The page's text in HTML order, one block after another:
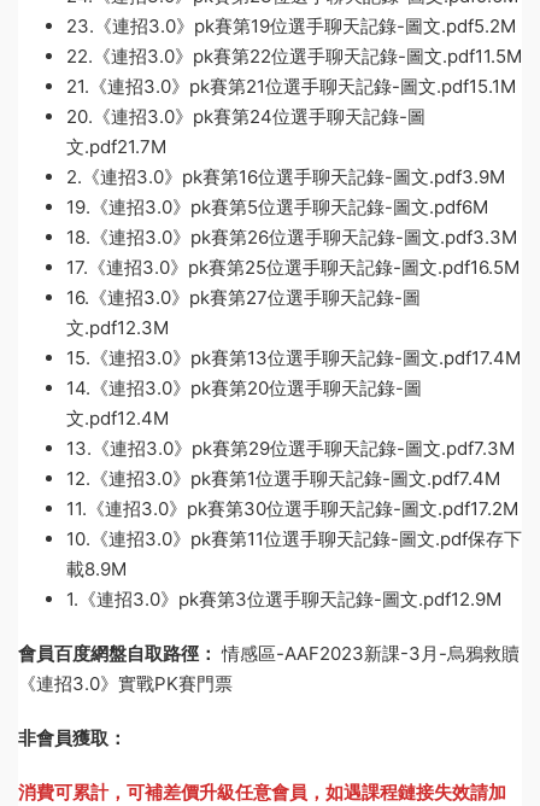
23.《連招3.0》pk賽第19位選手聊天記錄-圖文.pdf5.2M
22.《連招3.0》pk賽第22位選手聊天記錄-圖文.pdf11.5M
21.《連招3.0》pk賽第21位選手聊天記錄-圖文.pdf15.1M
20.《連招3.0》pk賽第24位選手聊天記錄-圖
文.pdf21.7M
2.《連招3.0》pk賽第16位選手聊天記錄-圖文.pdf3.9M
19.《連招3.0》pk賽第5位選手聊天記錄-圖文.pdf6M
18.《連招3.0》pk賽第26位選手聊天記錄-圖文.pdf3.3M
17.《連招3.0》pk賽第25位選手聊天記錄-圖文.pdf16.5M
16.《連招3.0》pk賽第27位選手聊天記錄-圖
文.pdf12.3M
15.《連招3.0》pk賽第13位選手聊天記錄-圖文.pdf17.4M
14.《連招3.0》pk賽第20位選手聊天記錄-圖
文.pdf12.4M
13.《連招3.0》pk賽第29位選手聊天記錄-圖文.pdf7.3M
12.《連招3.0》pk賽第1位選手聊天記錄-圖文.pdf7.4M
11.《連招3.0》pk賽第30位選手聊天記錄-圖文.pdf17.2M
10.《連招3.0》pk賽第11位選手聊天記錄-圖文.pdf保存下
載8.9M
1.《連招3.0》pk賽第3位選手聊天記錄-圖文.pdf12.9M
會員百度網盤自取路徑： 情感區-AAF2023新課-3月-烏鴉救贖
《連招3.0》實戰PK賽門票
非會員獲取：
消費可累計，可補差價升級任意會員， 如遇課程鏈接失效請加